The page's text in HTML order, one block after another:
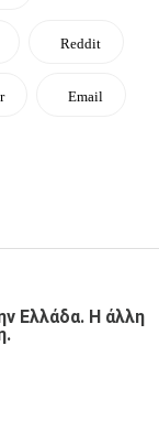
Reddit
Email
Ελλάδα. Η άλλη